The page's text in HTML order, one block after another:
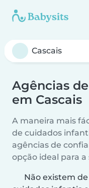
Agências
em Cascais
A maneira mais
de cuidados
agências de
opção ideal para a
Não existem